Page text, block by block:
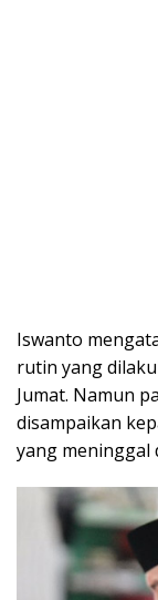
Iswanto
rutin yang
Jumat. Namun
disampaikan
yang meninggal